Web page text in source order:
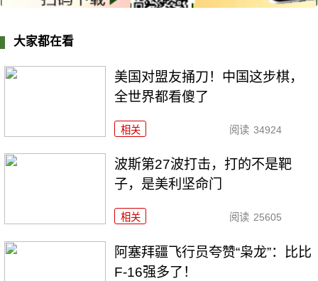
大家都在看
美国对盟友捅刀！中国这步棋，
全世界都看傻了
相关 阅读 34924
波斯第27波打击，打的不是靶
子，是美利坚命门
相关 阅读 25605
阿塞拜疆飞行员夸赞“枭龙”：比比
F-16强多了！